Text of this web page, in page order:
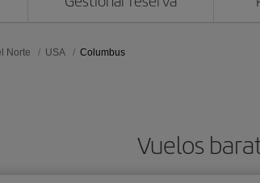
Norte USA Columbus
Vuelos